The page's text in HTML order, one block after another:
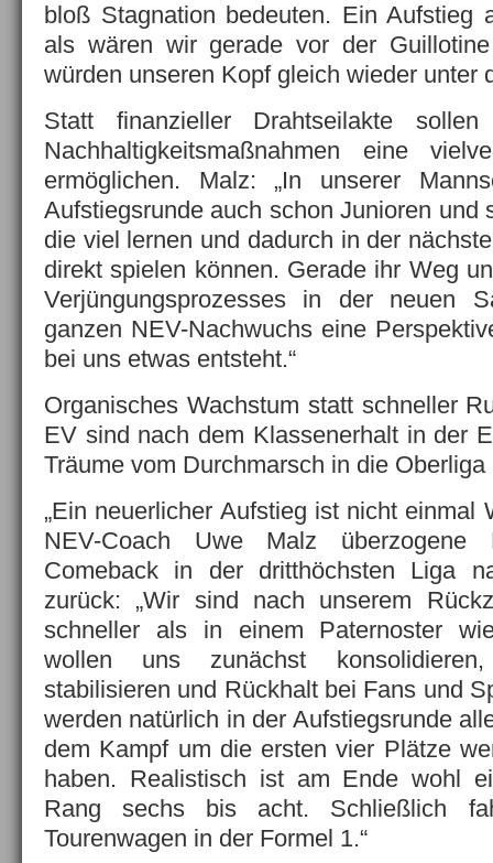
bloß Stagnation bedeuten. Ein Aufstieg
als wären wir gerade vor der
würden unseren Kopf gleich wieder unter
Statt finanzieller Drahtseilakte
Nachhaltigkeitsmaßnahmen eine
ermöglichen. Malz: „In unserer
Aufstiegsrunde auch schon Junioren und
die viel lernen und dadurch in der
direkt spielen können. Gerade ihr Weg
Verjüngungsprozesses in der
ganzen NEV-Nachwuchs eine
bei uns etwas entsteht.“
Organisches Wachstum statt schneller
EV sind nach dem Klassenerhalt in der
Träume vom Durchmarsch in die
„Ein neuerlicher Aufstieg ist nicht einmal
NEV-Coach Uwe Malz überzogene
Comeback in der dritthöchsten Liga
zurück: „Wir sind nach unserem
schneller als in einem Paternoster
wollen uns zunächst
stabilisieren und Rückhalt bei Fans und
werden natürlich in der Aufstiegsrunde
dem Kampf um die ersten vier Plätze
haben. Realistisch ist am Ende wohl
Rang sechs bis acht. Schließlich
Tourenwagen in der Formel 1.“